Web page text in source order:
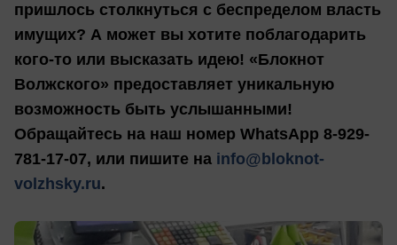
пришлось столкнуться с беспределом власть
имущих? А может вы хотите поблагодарить
кого-то или высказать идею! «Блокнот
Волжского» предоставляет уникальную
возможность быть услышанными!
Обращайтесь на наш номер WhatsApp 8-929-
781-17-07, или пишите на info@bloknot-
volzhsky.ru.